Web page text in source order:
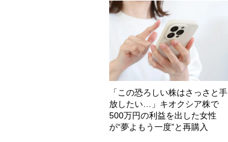
「この恐ろしい株はさっさと手
放したい…」キオクシア株で
500万円の利益を出した女性
が“夢よもう一度”と再購入